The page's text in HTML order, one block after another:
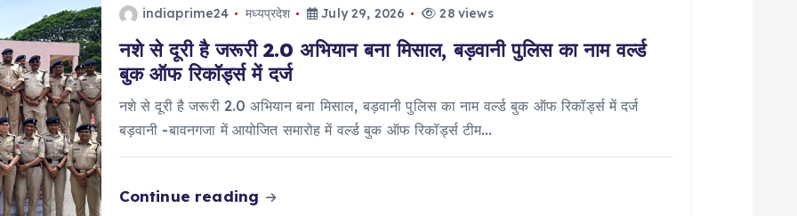
indiaprime24 मध्यप्रदेश July 29, 2026 28 views
नशे से दूरी है जरूरी 2.0 अभियान बना मिसाल, बड़वानी पुलिस का नाम वर्ल्ड
बुक ऑफ रिकॉर्ड्स में दर्ज
नशे से दूरी है जरूरी 2.0 अभियान बना मिसाल, बड़वानी पुलिस का नाम वर्ल्ड बुक ऑफ रिकॉर्ड्स में दर्ज
बड़वानी -बावनगजा में आयोजित समारोह में वर्ल्ड बुक ऑफ रिकॉर्ड्स टीम…
Continue reading